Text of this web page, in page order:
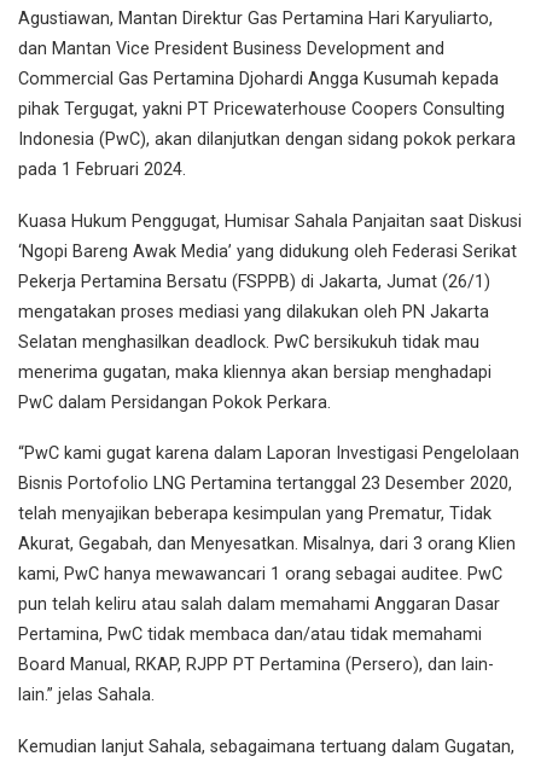
Agustiawan, Mantan Direktur Gas Pertamina Hari Karyuliarto,
dan Mantan Vice President Business Development and
Commercial Gas Pertamina Djohardi Angga Kusumah kepada
pihak Tergugat, yakni PT Pricewaterhouse Coopers Consulting
Indonesia (PwC), akan dilanjutkan dengan sidang pokok perkara
pada 1 Februari 2024.
Kuasa Hukum Penggugat, Humisar Sahala Panjaitan saat Diskusi
‘Ngopi Bareng Awak Media’ yang didukung oleh Federasi Serikat
Pekerja Pertamina Bersatu (FSPPB) di Jakarta, Jumat (26/1)
mengatakan proses mediasi yang dilakukan oleh PN Jakarta
Selatan menghasilkan deadlock. PwC bersikukuh tidak mau
menerima gugatan, maka kliennya akan bersiap menghadapi
PwC dalam Persidangan Pokok Perkara.
“PwC kami gugat karena dalam Laporan Investigasi Pengelolaan
Bisnis Portofolio LNG Pertamina tertanggal 23 Desember 2020,
telah menyajikan beberapa kesimpulan yang Prematur, Tidak
Akurat, Gegabah, dan Menyesatkan. Misalnya, dari 3 orang Klien
kami, PwC hanya mewawancari 1 orang sebagai auditee. PwC
pun telah keliru atau salah dalam memahami Anggaran Dasar
Pertamina, PwC tidak membaca dan/atau tidak memahami
Board Manual, RKAP, RJPP PT Pertamina (Persero), dan lain-
lain.” jelas Sahala.
Kemudian lanjut Sahala, sebagaimana tertuang dalam Gugatan,